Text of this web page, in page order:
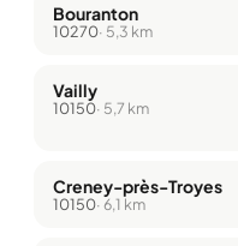
Bouranton
10270· 5,3 km
Vailly
10150· 5,7 km
Creney-près-Troyes
10150· 6,1 km